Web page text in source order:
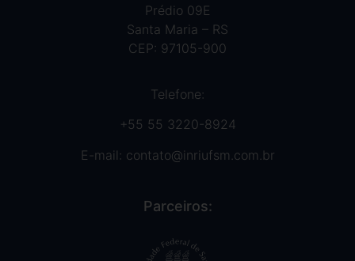
Prédio 09E
Santa Maria – RS
CEP: 97105-900
Telefone:
+55 55 3220-8924
E-mail: contato@inriufsm.com.br
Parceiros: